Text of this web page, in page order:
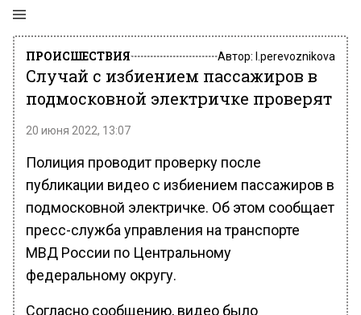
ПРОИСШЕСТВИЯ Автор: l.perevoznikova
Случай с избиением пассажиров в
подмосковной электричке проверят
20 июня 2022, 13:07
Полиция проводит проверку после
публикации видео с избиением пассажиров в
подмосковной электричке. Об этом сообщает
пресс-служба управления на транспорте
МВД России по Центральному
федеральному округу.
Согласно сообщению, видео было